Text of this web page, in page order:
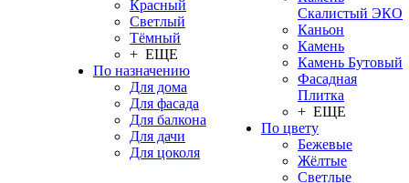
Красный
Светлый
Тёмный
+ ЕЩЕ
По назначению
Для дома
Для фасада
Для балкона
Для дачи
Для цоколя
Скалистый ЭКО
Каньон
Камень
Камень Бутовый
Фасадная
Плитка
+ ЕЩЕ
По цвету
Бежевые
Жёлтые
Светлые